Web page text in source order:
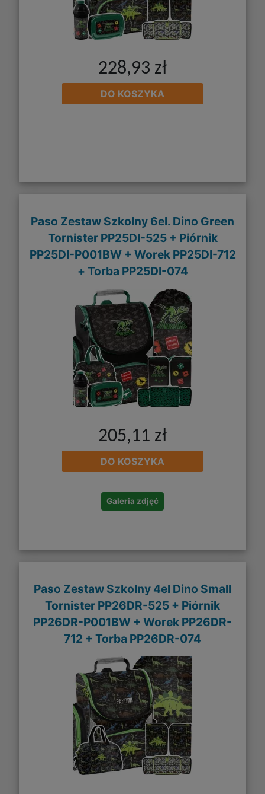
228,93 zł
DO KOSZYKA
Paso Zestaw Szkolny 6el. Dino Green
Tornister PP25DI-525 + Piórnik
PP25DI-P001BW + Worek PP25DI-712
+ Torba PP25DI-074
205,11 zł
DO KOSZYKA
Galeria zdjęć
Paso Zestaw Szkolny 4el Dino Small
Tornister PP26DR-525 + Piórnik
PP26DR-P001BW + Worek PP26DR-
712 + Torba PP26DR-074